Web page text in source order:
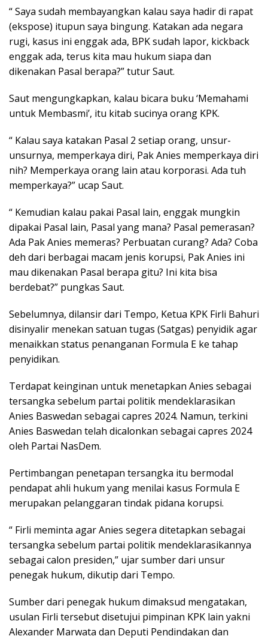
“ Saya sudah membayangkan kalau saya hadir di rapat
(ekspose) itupun saya bingung. Katakan ada negara
rugi, kasus ini enggak ada, BPK sudah lapor, kickback
enggak ada, terus kita mau hukum siapa dan
dikenakan Pasal berapa?” tutur Saut.
Saut mengungkapkan, kalau bicara buku ‘Memahami
untuk Membasmi’, itu kitab sucinya orang KPK.
“ Kalau saya katakan Pasal 2 setiap orang, unsur-
unsurnya, memperkaya diri, Pak Anies memperkaya diri
nih? Memperkaya orang lain atau korporasi. Ada tuh
memperkaya?” ucap Saut.
“ Kemudian kalau pakai Pasal lain, enggak mungkin
dipakai Pasal lain, Pasal yang mana? Pasal pemerasan?
Ada Pak Anies memeras? Perbuatan curang? Ada? Coba
deh dari berbagai macam jenis korupsi, Pak Anies ini
mau dikenakan Pasal berapa gitu? Ini kita bisa
berdebat?” pungkas Saut.
Sebelumnya, dilansir dari Tempo, Ketua KPK Firli Bahuri
disinyalir menekan satuan tugas (Satgas) penyidik agar
menaikkan status penanganan Formula E ke tahap
penyidikan.
Terdapat keinginan untuk menetapkan Anies sebagai
tersangka sebelum partai politik mendeklarasikan
Anies Baswedan sebagai capres 2024. Namun, terkini
Anies Baswedan telah dicalonkan sebagai capres 2024
oleh Partai NasDem.
Pertimbangan penetapan tersangka itu bermodal
pendapat ahli hukum yang menilai kasus Formula E
merupakan pelanggaran tindak pidana korupsi.
“ Firli meminta agar Anies segera ditetapkan sebagai
tersangka sebelum partai politik mendeklarasikannya
sebagai calon presiden,” ujar sumber dari unsur
penegak hukum, dikutip dari Tempo.
Sumber dari penegak hukum dimaksud mengatakan,
usulan Firli tersebut disetujui pimpinan KPK lain yakni
Alexander Marwata dan Deputi Pendindakan dan